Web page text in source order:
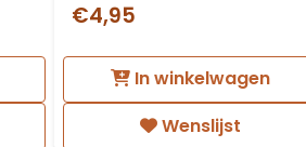
€4,95
In winkelwagen
Wenslijst